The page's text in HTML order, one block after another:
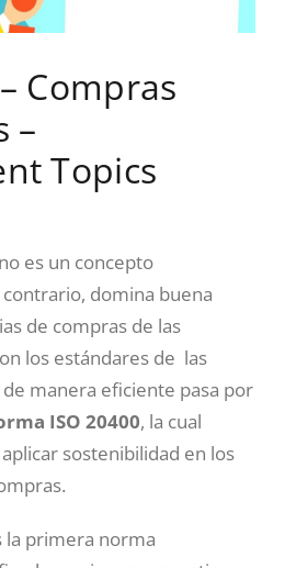
Compras
–
Topics
es un concepto
domina buena
de compras de las
los estándares de las
manera eficiente pasa por
ISO 20400, la cual
sostenibilidad en los
la primera norma